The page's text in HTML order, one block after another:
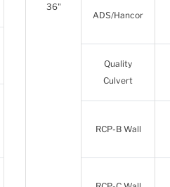
36"
ADS/Hancor
Quality
Culvert
RCP-B Wall